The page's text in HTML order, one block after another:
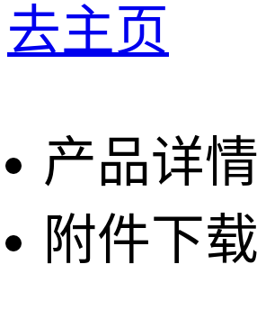
去主页
产品详情
附件下载